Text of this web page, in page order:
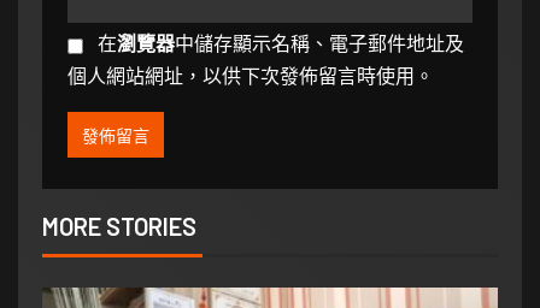
在瀏覽器中儲存顯示名稱、電子郵件地址及
個人網站網址，以供下次發佈留言時使用。
MORE STORIES